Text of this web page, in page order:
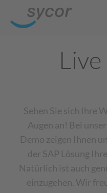
Sehen Sie sich Ihre
Augen an! Bei
Demo zeigen Ihnen
der SAP Lösung
Natürlich ist auch
einzugehen. Wir